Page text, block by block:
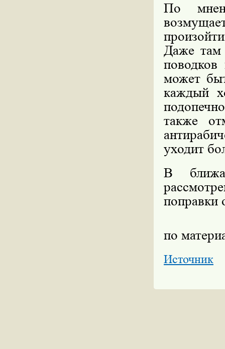
По
Даже там
может
каждый
также
уходит
В
поправки
по
Источник